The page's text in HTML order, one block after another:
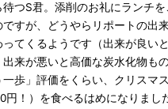
つS君。添削のお礼にランチ
すが、どうやらリポートの出
ってくるようです（出来が良い
来が悪いと高価な炭水化物も
歩」評価をくらい、クリスマ
円！）を食べるはめになりまし